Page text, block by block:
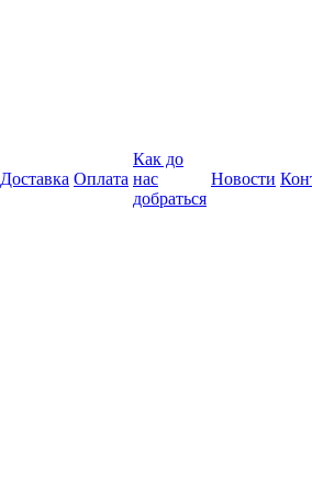
Доставка Оплата
Как до
нас
добраться
Новости